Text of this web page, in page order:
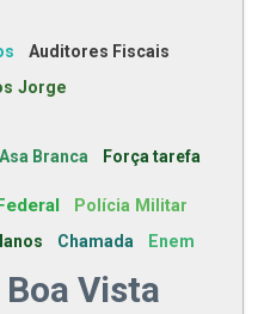
Auditores Fiscais
Jorge
Asa Branca Força tarefa
Polícia Militar
Chamada Enem
Boa Vista